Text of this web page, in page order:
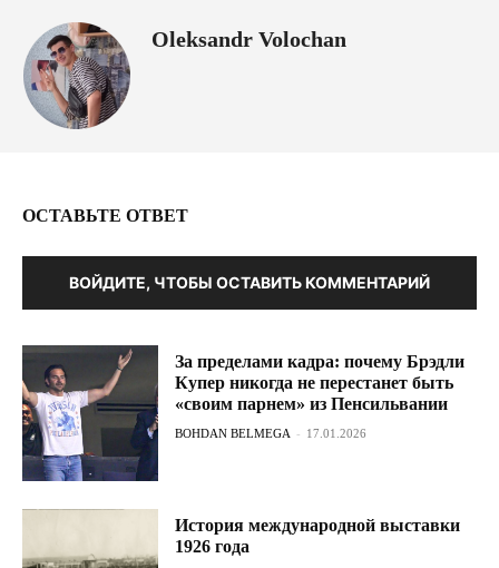
Oleksandr Volochan
ОСТАВЬТЕ ОТВЕТ
ВОЙДИТЕ, ЧТОБЫ ОСТАВИТЬ КОММЕНТАРИЙ
За пределами кадра: почему Брэдли
Купер никогда не перестанет быть
«своим парнем» из Пенсильвании
BOHDAN BELMEGA - 17.01.2026
История международной выставки
1926 года